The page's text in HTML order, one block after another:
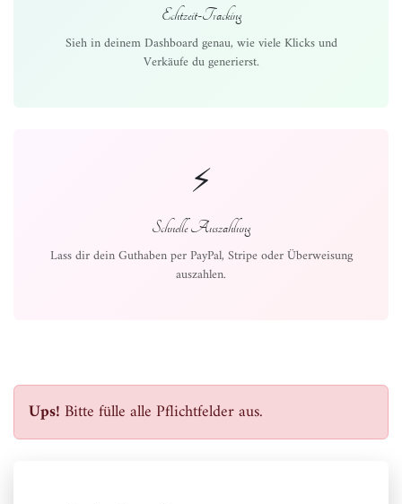
Echtzeit-Tracking
Sieh in deinem Dashboard genau, wie viele Klicks und
Verkäufe du generierst.
⚡
Schnelle Auszahlung
Lass dir dein Guthaben per PayPal, Stripe oder Überweisung
auszahlen.
Ups!Bitte fülle alle Pflichtfelder aus.